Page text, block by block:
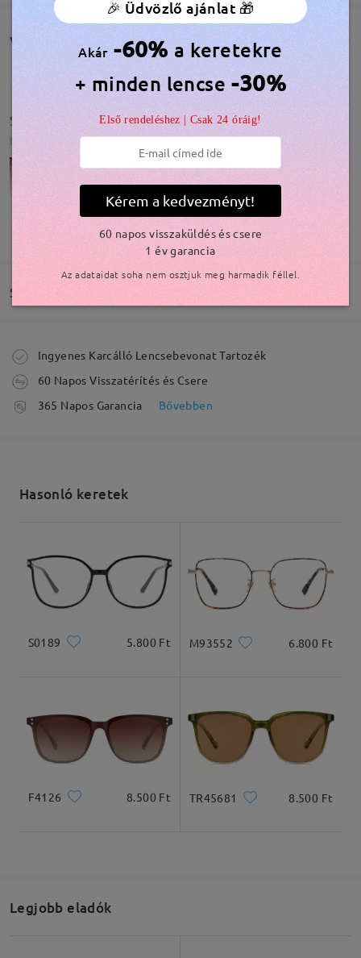
Modell, aki bemutatja a ruhákat
Arcforma:
Négyzet alakú
Archossz:
17.5cm
Arcszélesség:
13cm
Teljes szélesség
137mm
Szárhossz
149mm
Lencseszélesség
Vásárlói vélemények(719)
Szerezd meg hát mind
by Piroska TímeaonApr 28 , 2026
Írjon egy véleményt
TOVÁBBIAK MEGJELENÍTÉSE
Szállítás
Megrendelés leadva
feldolgozási idő
Kiszállítva
Ingyenes Karcálló Lencsebevonat Tartozék
60 Napos Visszatérítés és Csere
365 Napos Garancia
Bővebben
Hasonló keretek
S0189 5.800 Ft M93552 6.800 Ft
F4126 8.500 Ft TR45681 8.500 Ft
Legjobb eladók
🎉 Üdvözlő ajánlat 🎁
Akár -60% a keretekre
+ minden lencse -30%
Első rendeléshez | Csak 24 óráig!
Kérem a kedvezményt!
60 napos visszaküldés és csere
1 év garancia
Az adataidat soha nem osztjuk meg harmadik féllel.